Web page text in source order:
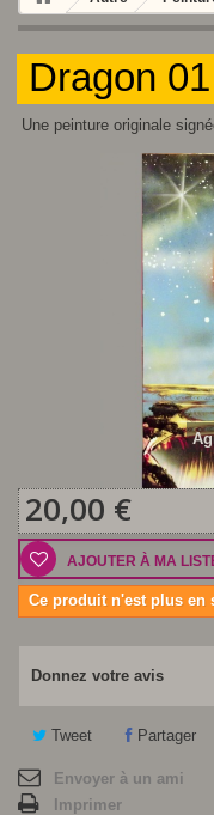
Dragon
Une peinture originale
20,00 €
AJOUTER À MA
Ce produit n'est plus en
Donnez votre avis
Tweet Partager
Envoyer à un ami
Imprimer